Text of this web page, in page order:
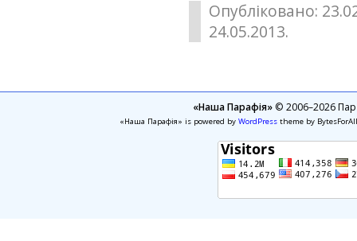
Опубліковано:
24.05.2013.
«Наша Парафія»© 2006–2026
«Наша Парафія» is powered by WordPresstheme by